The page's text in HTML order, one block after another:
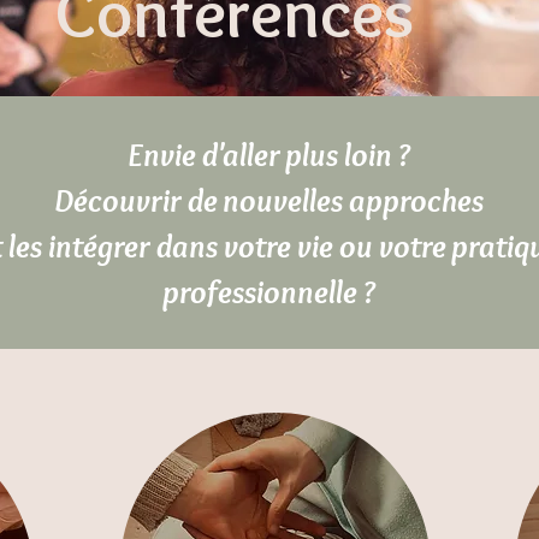
Envie d'aller plus loin ?
Découvrir de nouvelles approches
les intégrer dans votre vie ou votre
professionnelle ?